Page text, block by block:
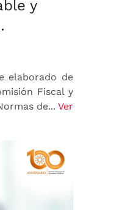
y
elaborado de
Fiscal y
de... Ver